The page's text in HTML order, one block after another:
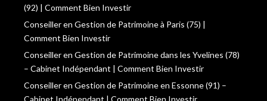
(92) | Comment Bien Investir
Conseiller en Gestion de Patrimoine à Paris (75) |
Comment Bien Investir
Conseiller en Gestion de Patrimoine dans les Yvelines (78)
– Cabinet Indépendant | Comment Bien Investir
Conseiller en Gestion de Patrimoine en Essonne (91) –